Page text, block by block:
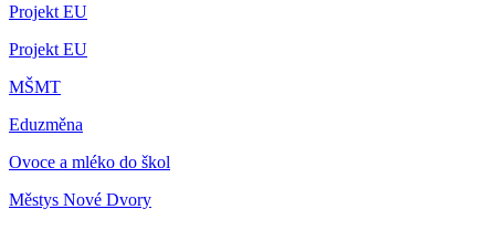
Projekt EU
Projekt EU
MŠMT
Eduzměna
Ovoce a mléko do škol
Městys Nové Dvory